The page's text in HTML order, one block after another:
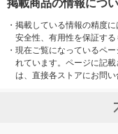
掲載商品の情報につ
・ 掲載している情報の精度に
安全性、有用性を保証する
・ 現在ご覧になっているペ
れています。ページに記
は、直接各ストアにお問い